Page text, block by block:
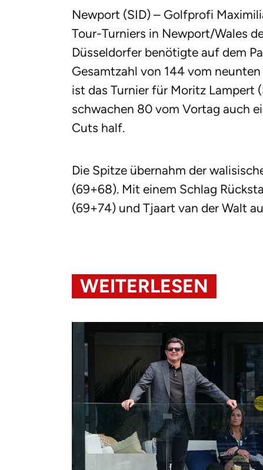
Newport (SID) – Golfprofi
Tour-Turniers in Newport/Wales
Düsseldorfer benötigte auf dem
Gesamtzahl von 144 vom
ist das Turnier für Moritz Lampert
schwachen 80 vom Vortag auch
Cuts half.
Die Spitze übernahm der
(69+68). Mit einem Schlag
(69+74) und Tjaart van der Walt
WEITERLESEN